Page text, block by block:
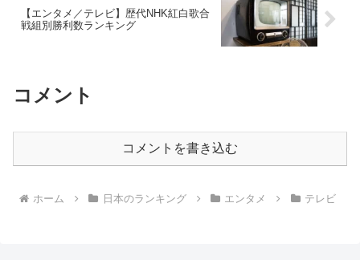
【エンタメ／テレビ】歴代NHK紅白歌合
戦組別勝利数ランキング
コメント
コメントを書き込む
ホーム 日本のランキング エンタメ テレビ